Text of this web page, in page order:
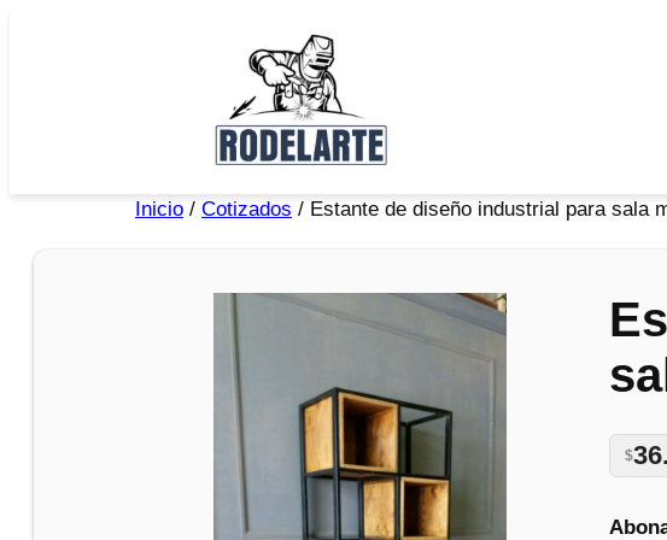
Inicio / Cotizados / Estante de diseño industrial para sala
$